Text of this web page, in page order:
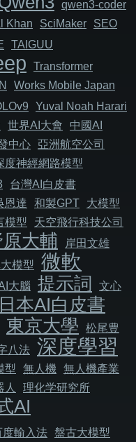
qwen3-coder
Khan SciMaker
SEO
TAIGUU
Transformer
Works Mobile Japan
Yuval Noah Harari
世界AI大會
中國AI
中心 亞洲航空公司
度神經網路模型
台灣AI白皮書
恩達 和製GPT
大模型
模型
天空飛行科技公司
原大輔
岸田文雄
模型 微軟
大腦 提示詞
文心
日本AI白皮書
東京大學
松尾豊
八法 深度學習
型 無人機
無人機產業
人
理化学研究所
AI
度輸入法 盤古大模型